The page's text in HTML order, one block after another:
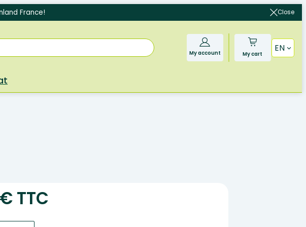
Close
France!
My account My cart
EN
TTC